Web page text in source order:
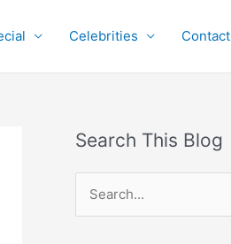
Celebrities Contact
Search This Blog